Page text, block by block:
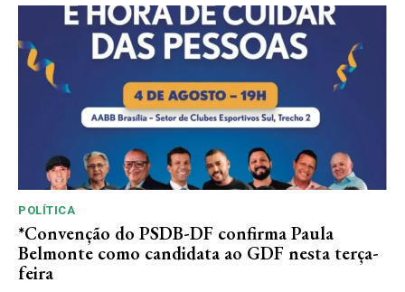
POLÍTICA
*Convenção do PSDB-DF confirma Paula
Belmonte como candidata ao GDF nesta terça-
feira